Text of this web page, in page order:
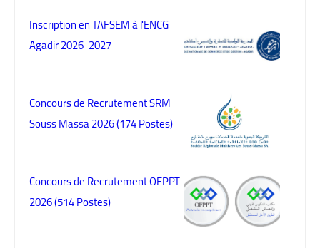
Inscription en TAFSEM à l'ENCG
Agadir 2026-2027
Concours de Recrutement SRM
Souss Massa 2026 (174 Postes)
Concours de Recrutement OFPPT
2026 (514 Postes)